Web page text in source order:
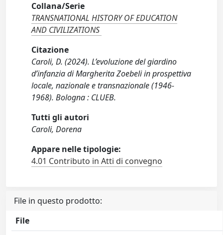
Collana/Serie
TRANSNATIONAL HISTORY OF EDUCATION
AND CIVILIZATIONS
Citazione
Caroli, D. (2024). L’evoluzione del giardino
d’infanzia di Margherita Zoebeli in prospettiva
locale, nazionale e transnazionale (1946-
1968). Bologna : CLUEB.
Tutti gli autori
Caroli, Dorena
Appare nelle tipologie:
4.01 Contributo in Atti di convegno
File in questo prodotto:
File